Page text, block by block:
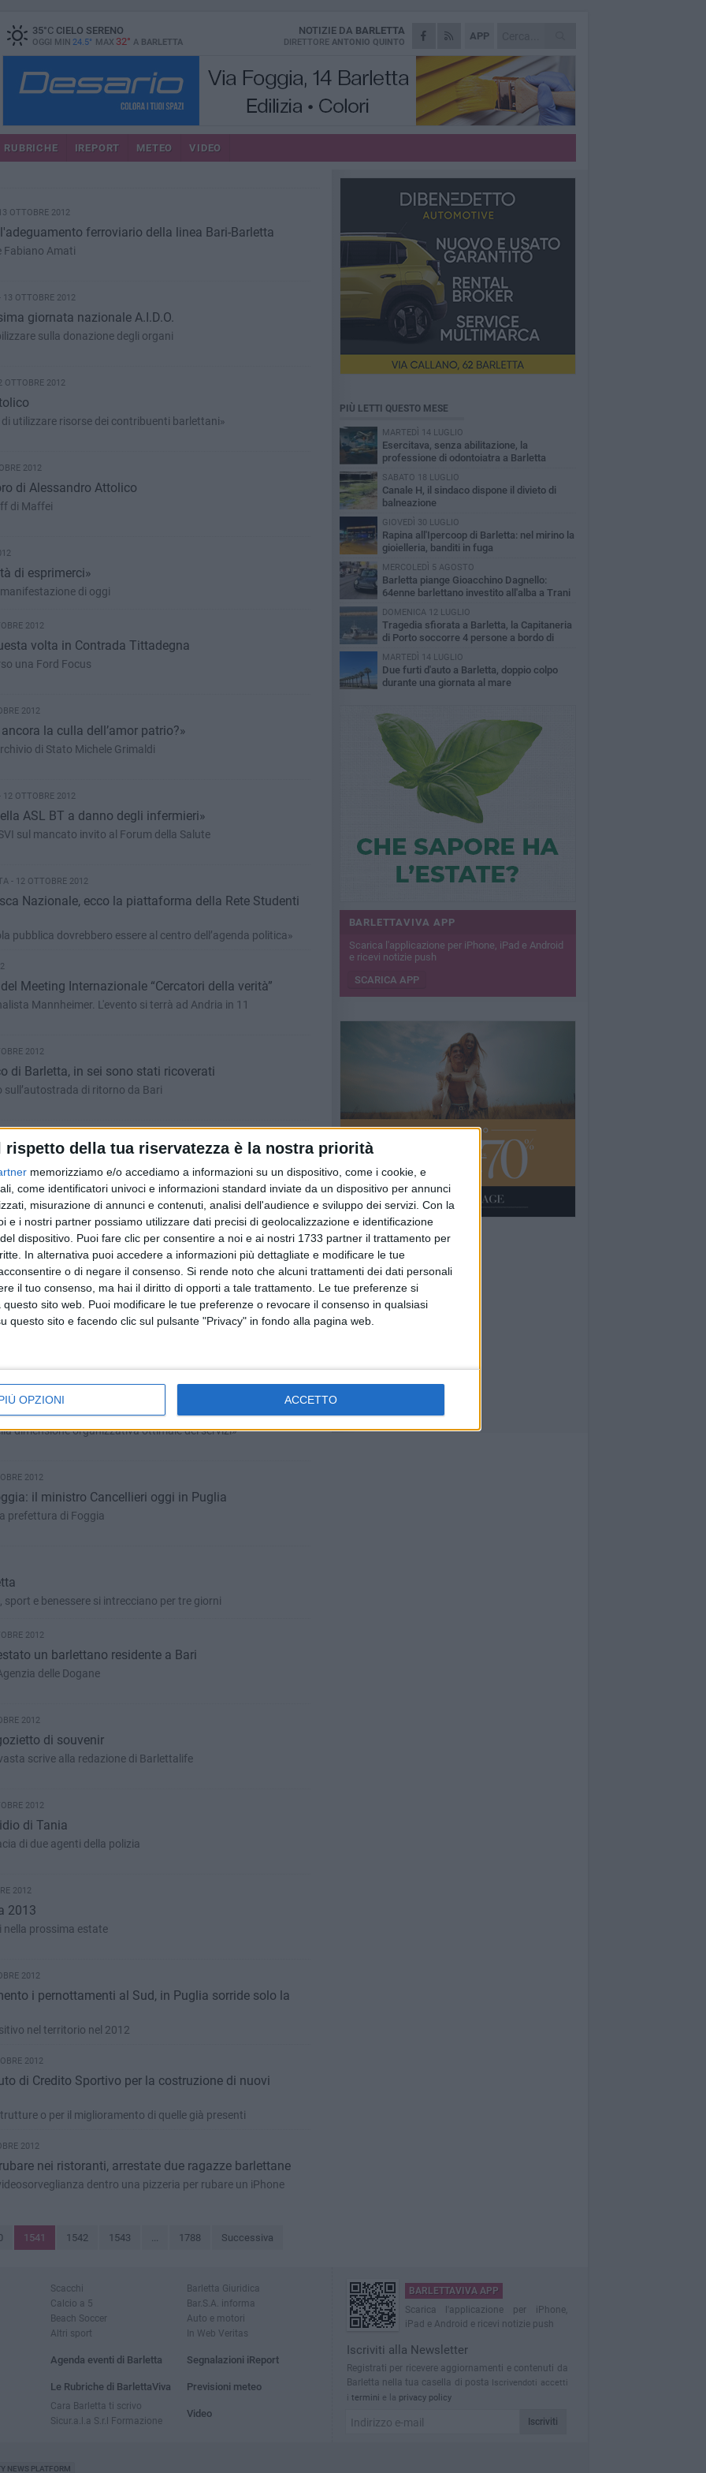
rispetto della tua riservatezza è la nostra priorità
memorizziamo e/o accediamo a informazioni su un dispositivo, come i cookie, e
come identificatori univoci e informazioni standard inviate da un dispositivo per annunci
misurazione di annunci e contenuti, analisi dell'audience e sviluppo dei servizi. Con la
e i nostri partner possiamo utilizzare dati precisi di geolocalizzazione e identificazione
dispositivo. Puoi fare clic per consentire a noi e ai nostri 1733 partner il trattamento per
In alternativa puoi accedere a informazioni più dettagliate e modificare le tue
o di negare il consenso. Si rende noto che alcuni trattamenti dei dati personali
il tuo consenso, ma hai il diritto di opporti a tale trattamento. Le tue preferenze si
sito web. Puoi modificare le tue preferenze o revocare il consenso in qualsiasi
questo sito e facendo clic sul pulsante "Privacy" in fondo alla pagina web.
OPZIONI ACCETTO
35°CCIELO SERENO
OGGI MIN 24.5° MAX 32° A BARLETTA
APP
NOTIZIE DA BARLETTA
DIRETTORE ANTONIO QUINTO
RUBRICHE IREPORT METEO VIDEO
OTTOBRE 2012
ferroviario della linea Bari-Barletta
Fabiano Amati
13 OTTOBRE 2012
giornata nazionale A.I.D.O.
sulla donazione degli organi
OTTOBRE 2012
utilizzare risorse dei contribuenti barlettani»
2012
di Alessandro Attolico
Ennesimo colpaccio dello staff di Maffei
di esprimerci»
di oggi
2012
volta in Contrada Tittadegna
una Ford Focus
2012
la culla dell’amor patrio?»
di Stato Michele Grimaldi
12 OTTOBRE 2012
ASL BT a danno degli infermieri»
sul mancato invito al Forum della Salute
- 12 OTTOBRE 2012
Nazionale, ecco la piattaforma della Rete Studenti
pubblica dovrebbero essere al centro dell’agenda politica»
Meeting Internazionale “Cercatori della verità”
Mannheimer. L'evento si terrà ad Andria in 11
2012
di Barletta, in sei sono stati ricoverati
sull’autostrada di ritorno da Bari
Andria e via D’Aragona, investito un ciclista
bicicletta
OTTOBRE 2012
«la Chiesa barlettana ha abdicato il suo ruolo di
2012
dell’Industria e via Vecchia Madonna dello Sterpeto
dei rifiuti allarma le industrie alimentari
2012
del tramonto della Bat
dimensione organizzativa ottimale dei servizi»
2012
il ministro Cancellieri oggi in Puglia
prefettura di Foggia
e benessere si intrecciano per tre giorni
2012
un barlettano residente a Bari
delle Dogane
2012
di souvenir
scrive alla redazione di Barlettalife
2012
di Tania
di due agenti della polizia
2012
2013
nella prossima estate
2012
i pernottamenti al Sud, in Puglia sorride solo la
nel territorio nel 2012
2012
di Credito Sportivo per la costruzione di nuovi
o per il miglioramento di quelle già presenti
2012
nei ristoranti, arrestate due ragazze barlettane
dentro una pizzeria per rubare un iPhone
1541 1542 1543 ... 1788 Successiva
PIÙ LETTI QUESTO MESE
MARTEDÌ 14 LUGLIO
Esercitava, senza abilitazione, la
professione di odontoiatra a Barletta
SABATO 18 LUGLIO
Canale H, il sindaco dispone il divieto di
balneazione
GIOVEDÌ 30 LUGLIO
Rapina all'Ipercoop di Barletta: nel mirino la
gioielleria, banditi in fuga
MERCOLEDÌ 5 AGOSTO
Barletta piange Gioacchino Dagnello:
64enne barlettano investito all'alba a Trani
DOMENICA 12 LUGLIO
Tragedia sfiorata a Barletta, la Capitaneria
di Porto soccorre 4 persone a bordo di
tavole Sup
MARTEDÌ 14 LUGLIO
Due furti d'auto a Barletta, doppio colpo
durante una giornata al mare
BARLETTAVIVA APP
Scarica l'applicazione per iPhone, iPad e Android
e ricevi notizie push
SCARICA APP
Scacchi
Calcio a 5
Beach Soccer
Altri sport
Agenda eventi di Barletta
Le Rubriche di BarlettaViva
Cara Barletta ti scrivo
Sicur.a.l.a S.r.l Formazione
Barletta Giuridica
Bar.S.A. informa
Auto e motori
In Web Veritas
Segnalazioni iReport
Previsioni meteo
Video
BARLETTAVIVA APP
Scarica l'applicazione per iPhone,
iPad e Android e ricevi notizie push
Iscriviti alla Newsletter
Registrati per ricevere aggiornamenti e contenuti da
Barletta nella tua casella di posta Iscrivendoti accetti
i termini e la privacy policy
Iscriviti
NEWS PLATFORM